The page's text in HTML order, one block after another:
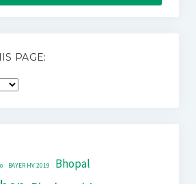
PAGE:
BAYER HV 2019 Bhopal